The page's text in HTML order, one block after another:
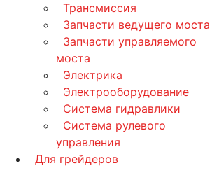
Трансмиссия
Запчасти ведущего моста
Запчасти управляемого
моста
Электрика
Электрооборудование
Система гидравлики
Система рулевого
управления
Для грейдеров